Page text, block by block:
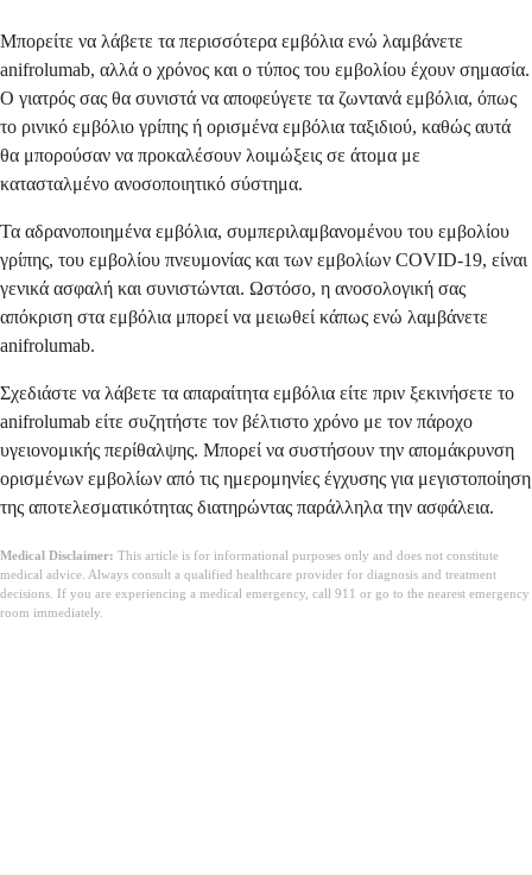
Μπορείτε να λάβετε τα περισσότερα εμβόλια ενώ λαμβάνετε
anifrolumab, αλλά ο χρόνος και ο τύπος του εμβολίου έχουν σημασία.
Ο γιατρός σας θα συνιστά να αποφεύγετε τα ζωντανά εμβόλια, όπως
το ρινικό εμβόλιο γρίπης ή ορισμένα εμβόλια ταξιδιού, καθώς αυτά
θα μπορούσαν να προκαλέσουν λοιμώξεις σε άτομα με
κατασταλμένο ανοσοποιητικό σύστημα.
Τα αδρανοποιημένα εμβόλια, συμπεριλαμβανομένου του εμβολίου
γρίπης, του εμβολίου πνευμονίας και των εμβολίων COVID-19, είναι
γενικά ασφαλή και συνιστώνται. Ωστόσο, η ανοσολογική σας
απόκριση στα εμβόλια μπορεί να μειωθεί κάπως ενώ λαμβάνετε
anifrolumab.
Σχεδιάστε να λάβετε τα απαραίτητα εμβόλια είτε πριν ξεκινήσετε το
anifrolumab είτε συζητήστε τον βέλτιστο χρόνο με τον πάροχο
υγειονομικής περίθαλψης. Μπορεί να συστήσουν την απομάκρυνση
ορισμένων εμβολίων από τις ημερομηνίες έγχυσης για μεγιστοποίηση
της αποτελεσματικότητας διατηρώντας παράλληλα την ασφάλεια.
Medical Disclaimer: This article is for informational purposes only and does not constitute
medical advice. Always consult a qualified healthcare provider for diagnosis and treatment
decisions. If you are experiencing a medical emergency, call 911 or go to the nearest emergency
room immediately.